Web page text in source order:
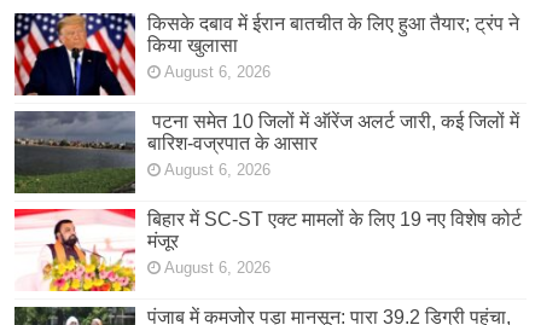
किसके दबाव में ईरान बातचीत के लिए हुआ तैयार; ट्रंप ने
किया खुलासा
August 6, 2026
पटना समेत 10 जिलों में ऑरेंज अलर्ट जारी, कई जिलों में
बारिश-वज्रपात के आसार
August 6, 2026
बिहार में SC-ST एक्ट मामलों के लिए 19 नए विशेष कोर्ट
मंजूर
August 6, 2026
पंजाब में कमजोर पड़ा मानसून: पारा 39.2 डिग्री पहुंचा,